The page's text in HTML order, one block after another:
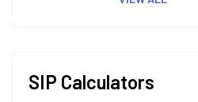
SIP Calculators